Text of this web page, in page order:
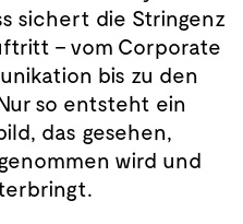
sichert die Stringenz
– vom Corporate
bis zu den
so entsteht ein
das gesehen,
wird und